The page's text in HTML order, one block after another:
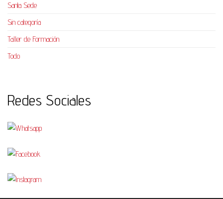
Santa Sede
Sin categoría
Taller de Formación
Todo
Redes Sociales